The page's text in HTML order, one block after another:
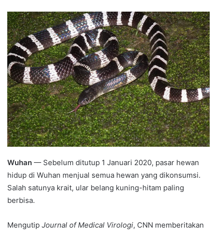
email
Wuhan — Sebelum ditutup 1 Januari 2020, pasar hewan
hidup di Wuhan menjual semua hewan yang dikonsumsi.
Salah satunya krait, ular belang kuning-hitam paling
berbisa.
Mengutip Journal of Medical Virologi, CNN memberitakan